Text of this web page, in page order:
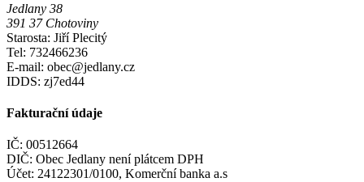
Jedlany 38
391 37 Chotoviny
Starosta: Jiří Plecitý
Tel: 732466236
E-mail: obec@jedlany.cz
IDDS: zj7ed44
Fakturační údaje
IČ: 00512664
DIČ: Obec Jedlany není plátcem DPH
Účet: 24122301/0100, Komerční banka a.s